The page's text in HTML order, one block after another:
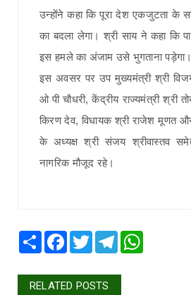
उन्होंने कहा कि पूरा देश एकजुटता के
का बदला लेगा। श्री साय ने कहा कि
इस हमले का अंजाम उसे भुगताना पड़ेगा।
इस अवसर पर उप मुख्यमंत्री श्री विजय
ओ पी चौधरी, केंद्रीय राज्यमंत्री श्री
किरण देव, विधायक श्री राजेश मूणत
के अध्यक्ष श्री संजय श्रीवास्तव
नागरिक मौजूद रहे।
Share Facebook
TwitterTelegram
RELATED POSTS